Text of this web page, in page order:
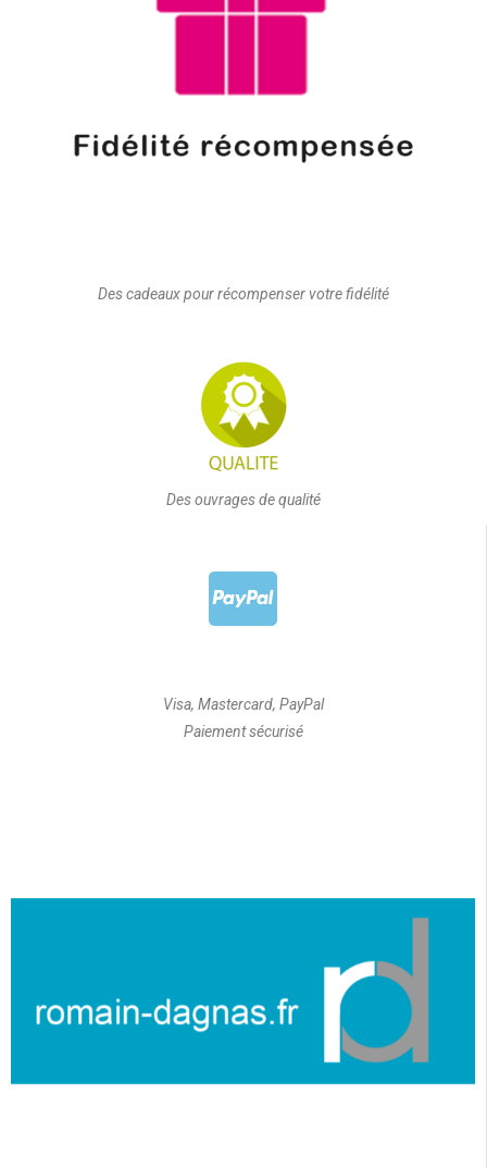
Des cadeaux pour récompenser votre fidélité
Des ouvrages de qualité
Visa, Mastercard, PayPal
Paiement sécurisé